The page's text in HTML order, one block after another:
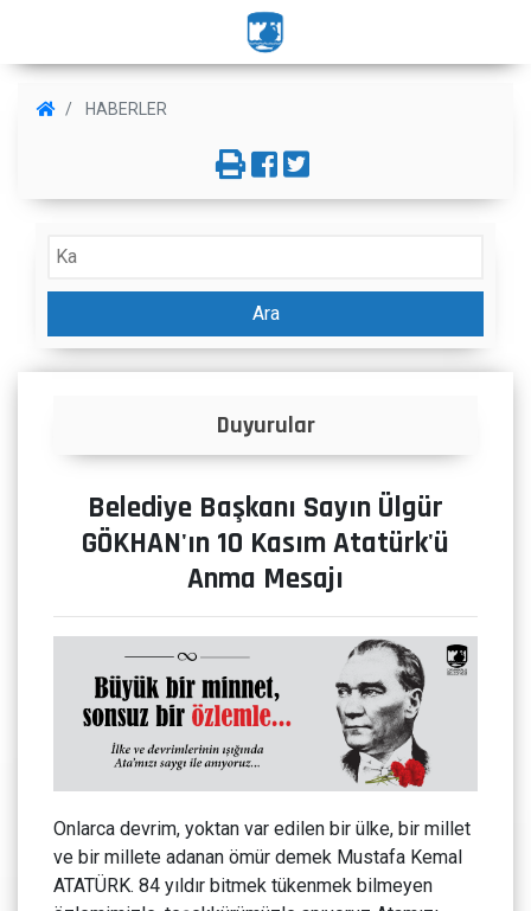
HABERLER
Ara
Duyurular
Belediye Başkanı Sayın Ülgür
GÖKHAN'ın 10 Kasım Atatürk'ü
Anma Mesajı
Onlarca devrim, yoktan var edilen bir ülke, bir millet
ve bir millete adanan ömür demek Mustafa Kemal
ATATÜRK. 84 yıldır bitmek tükenmek bilmeyen